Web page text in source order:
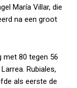
María Villar, die
na een groot
met 80 tegen 56
Rubiales,
als eerste de